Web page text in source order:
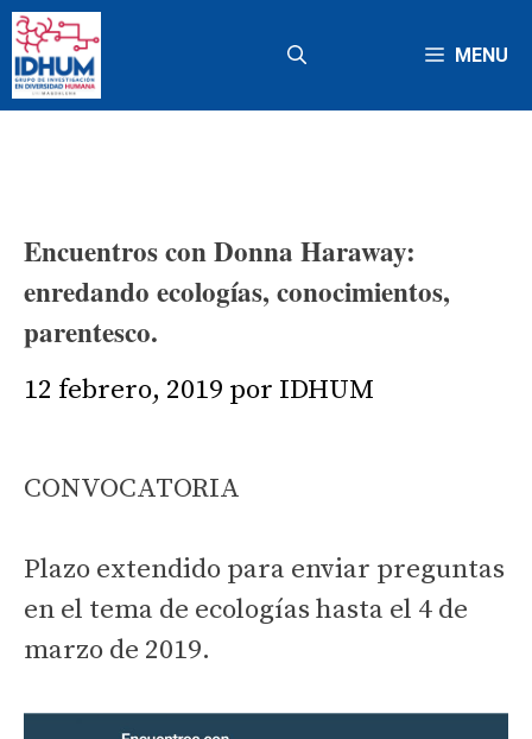
Saltar
al
contenido
MENU
Encuentros con Donna Haraway:
enredando ecologías, conocimientos,
parentesco.
12 febrero, 2019 por IDHUM
CONVOCATORIA
Plazo extendido para enviar preguntas
en el tema de ecologías hasta el 4 de
marzo de 2019.